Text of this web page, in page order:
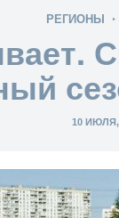
РЕГИОНЫ
10 ИЮЛЯ,